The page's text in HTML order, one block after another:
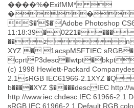
����%�ExifMM* 
$�'$�'Adobe Photoshop CS6
11:18:39�0221����
XYZ � 1acspMSFTIEC
(c) 1998 Hewlett-Packard
2.1sRGB IEC61966-2.1XYZ
b����XYZ $����descIEC http://
http://www.iec.chdesc.IEC 61966-2.1
sRGB.IEC 61966-2.1 Default RGB